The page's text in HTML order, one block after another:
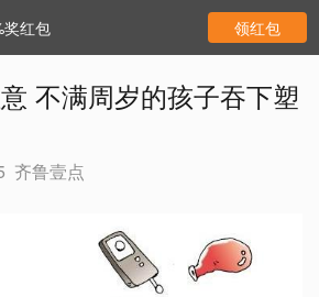
红包 领红包
不满周岁的孩子吞下塑
齐鲁壹点